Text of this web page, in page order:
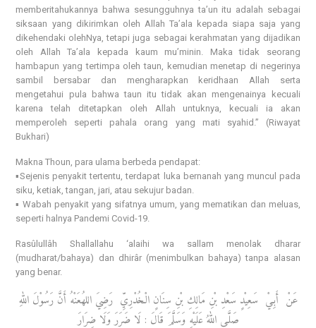
memberitahukannya bahwa sesungguhnya ta’un itu adalah sebagai
siksaan yang dikirimkan oleh Allah Ta’ala kepada siapa saja yang
dikehendaki olehNya, tetapi juga sebagai kerahmatan yang dijadikan
oleh Allah Ta’ala kepada kaum mu’minin. Maka tidak seorang
hambapun yang tertimpa oleh taun, kemudian menetap di negerinya
sambil bersabar dan mengharapkan keridhaan Allah serta
mengetahui pula bahwa taun itu tidak akan mengenainya kecuali
karena telah ditetapkan oleh Allah untuknya, kecuali ia akan
memperoleh seperti pahala orang yang mati syahid.” (Riwayat
Bukhari)
Makna Thoun, para ulama berbeda pendapat:
▪️Sejenis penyakit tertentu, terdapat luka bernanah yang muncul pada
siku, ketiak, tangan, jari, atau sekujur badan.
▪️ Wabah penyakit yang sifatnya umum, yang mematikan dan meluas,
seperti halnya Pandemi Covid-19.
Rasûlullâh Shallallahu ‘alaihi wa sallam menolak dharar
(mudharat/bahaya) dan dhirâr (menimbulkan bahaya) tanpa alasan
yang benar.
عَنْ أَبِـيْ سَعِيْدٍ سَعْدِ بْنِ مَالِكِ بْنِ سِنَانٍ الْـخُدْرِيِّ رَضِيَ اللهُعَنْهُ أَنَّ رَسُوْلَ اللهِ
صَلَّـى اللهُ عَلَيْهِ وَسَلَّمَ قَالَ : لَا ضَرَرَ وَلَا ضِرَارَ